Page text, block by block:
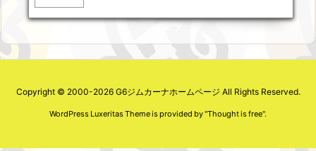
Copyright © 2000-2026 G6ジムカーナホームページ All Rights Reserved.
WordPress Luxeritas Theme is provided by "Thought is free".